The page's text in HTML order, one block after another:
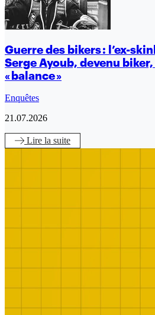
Guerre des bikers : l’ex-
Serge Ayoub, devenu
« balance »
Enquêtes
21.07.2026
Lire la suite